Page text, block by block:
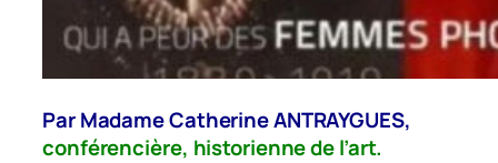
Par Madame Catherine ANTRAYGUES,
conférencière, historienne de l’art.